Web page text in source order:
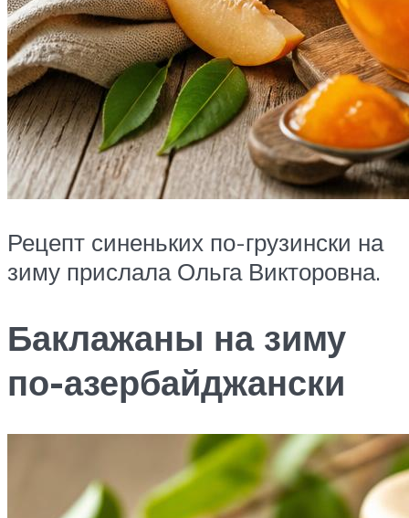
Рецепт синеньких по-грузински на
зиму прислала Ольга Викторовна.
Баклажаны на зиму
по-азербайджански